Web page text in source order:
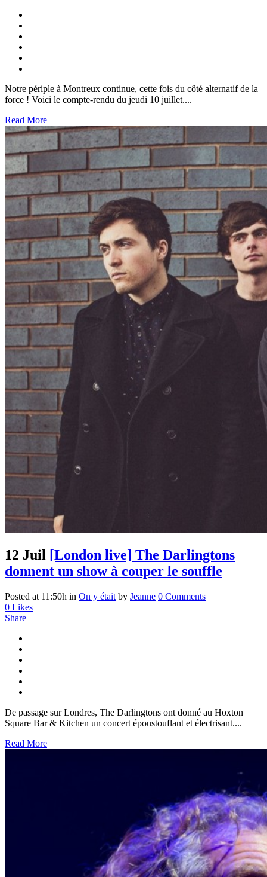
Notre périple à Montreux continue, cette fois du côté alternatif de la
force ! Voici le compte-rendu du jeudi 10 juillet....
Read More
12 Juil [London live] The Darlingtons
donnent un show à couper le souffle
Posted at 11:50h in On y était by Jeanne 0 Comments
0 Likes
Share
De passage sur Londres, The Darlingtons ont donné au Hoxton
Square Bar & Kitchen un concert époustouflant et électrisant....
Read More